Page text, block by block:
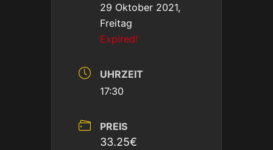
29 Oktober 2021,
Freitag
Expired!
UHRZEIT
17:30
PREIS
33.25€